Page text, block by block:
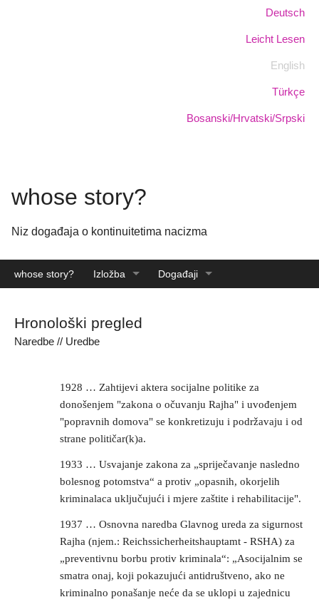
Deutsch
Leicht Lesen
English
Türkçe
Bosanski/Hrvatski/Srpski
whose story?
Niz događaja o kontinuitetima nacizma
whose story? Izložba Događaji
Hronološki pregled
Naredbe // Uredbe
1928 … Zahtijevi aktera socijalne politike za
donošenjem "zakona o očuvanju Rajha" i uvođenjem
"popravnih domova" se konkretizuju i podržavaju i od
strane političar(k)a.
1933 … Usvajanje zakona za „spriječavanje nasledno
bolesnog potomstva“ a protiv „opasnih, okorjelih
kriminalaca uključujući i mjere zaštite i rehabilitacije".
1937 … Osnovna naredba Glavnog ureda za sigurnost
Rajha (njem.: Reichssicherheitshauptamt - RSHA) za
„preventivnu borbu protiv kriminala“: „Asocijalnim se
smatra onaj, koji pokazujući antidruštveno, ako ne
kriminalno ponašanje neće da se uklopi u zajednicu